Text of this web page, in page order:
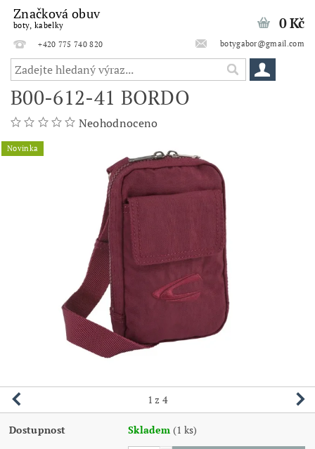
Značková obuv
boty, kabelky
+420 775 740 820
botygabor@gmail.com
0 Kč
B00-612-41 BORDO
Neohodnoceno
Novinka
1 z 4
Dostupnost Skladem (1 ks)